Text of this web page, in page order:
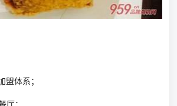
盟体系；
厅；